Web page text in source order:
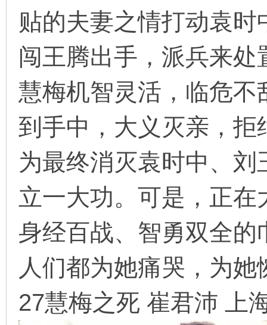
贴的夫妻之情打动袁
闯王腾出手，派兵来
慧梅机智灵活，临危
到手中，大义灭亲，
为最终消灭袁时中、
立一大功。可是，正
身经百战、智勇双全
人们都为她痛哭，为她
27慧梅之死 崔君沛 上